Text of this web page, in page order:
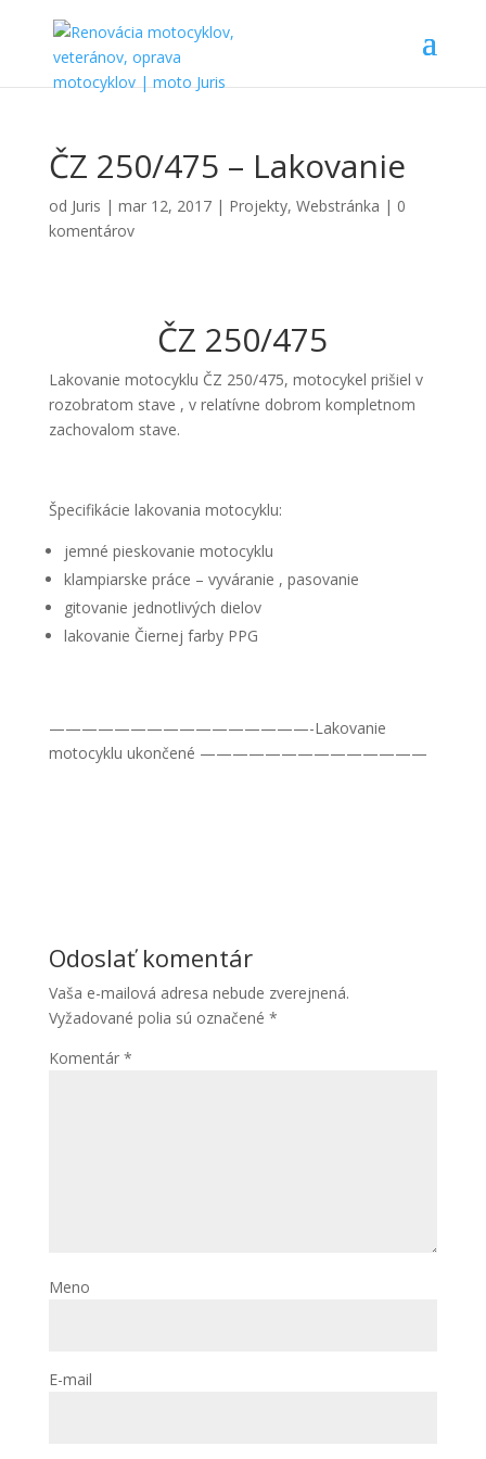
ČZ 250/475 – Lakovanie
od Juris | mar 12, 2017| Projekty, Webstránka | 0
komentárov
ČZ 250/475
Lakovanie motocyklu ČZ 250/475, motocykel prišiel v
rozobratom stave , v relatívne dobrom kompletnom
zachovalom stave.
Špecifikácie lakovania motocyklu:
jemné pieskovanie motocyklu
klampiarske práce – vyváranie , pasovanie
gitovanie jednotlivých dielov
lakovanie Čiernej farby PPG
————————————————-Lakovanie
motocyklu ukončené ——————————————
Odoslať komentár
Vaša e-mailová adresa nebude zverejnená.
Vyžadované polia sú označené *
Komentár *
Meno
E-mail
Nevyhnutné
Tieto súbory
cookie nie
Štatistiky
Aby sme
mohli
zlepšiť
funkčnosť